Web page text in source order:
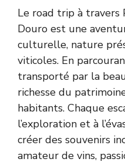
Le road trip à
Douro est une
culturelle, nature
viticoles. En
transporté par la
richesse du
habitants. Chaque
l’exploration et à
créer des souvenirs
amateur de vins,